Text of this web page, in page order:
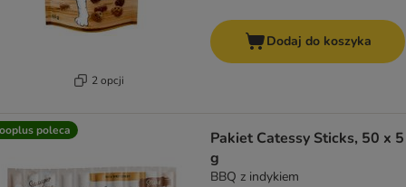
2 opcji
Dodaj do koszyka
poleca
Pakiet Catessy Sticks, 50 x 5
g
BBQ z indykiem